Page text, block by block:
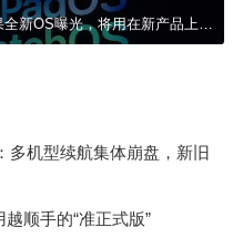
全新OS曝光，将用在新产品上…
多机型续航集体崩盘，新旧
顺手的“准正式版”